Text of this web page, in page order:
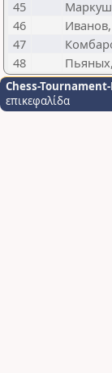
45
46
47
48
Chess-
επικεφαλίδα